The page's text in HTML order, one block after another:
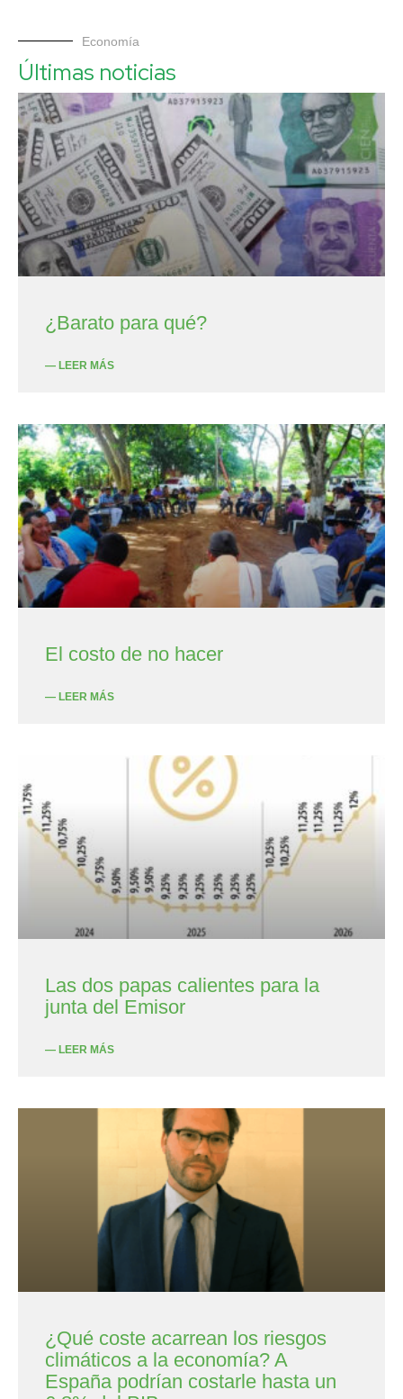
Economía
Últimas noticias
¿Barato para qué?
— LEER MÁS
El costo de no hacer
— LEER MÁS
Las dos papas calientes para la
junta del Emisor
— LEER MÁS
¿Qué coste acarrean los riesgos
climáticos a la economía? A
España podrían costarle hasta un